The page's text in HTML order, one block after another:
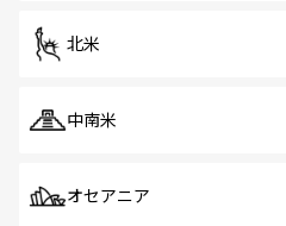
北米
中南米
オセアニア